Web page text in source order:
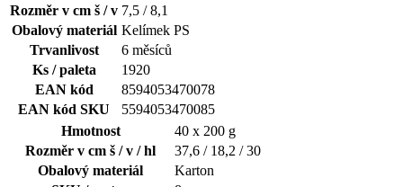
Rozměr v cm š / v 7,5 / 8,1
Obalový materiál Kelímek PS
Trvanlivost
6 měsíců
Ks / paleta
1920
EAN kód
8594053470078
EAN kód SKU
5594053470085
Hmotnost
40 x 200 g
Rozměr v cm š / v / hl
37,6 / 18,2 / 30
Obalový materiál
Karton